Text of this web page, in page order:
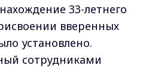
33-летнего
вверенных
установлено.
сотрудниками